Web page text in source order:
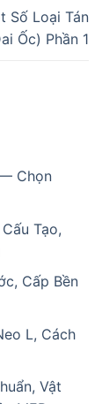
Số Loại Tán
Ốc) Phần 1
Chọn
Tạo,
Cấp Bền
L, Cách
Vật